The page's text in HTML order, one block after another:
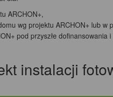
ARCHON+,
wg projektu ARCHON+ lub w
pod przyszłe dofinansowania
instalacji